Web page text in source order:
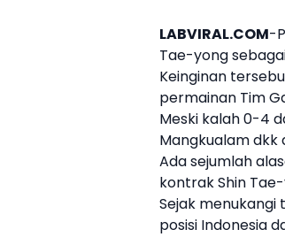
LABVIRAL.COM-
Tae-yong
Keinginan
permainan Tim
Meski kalah 0-4
Mangkualam dkk
Ada sejumlah
kontrakShin
Sejak menukangi
posisi Indonesia